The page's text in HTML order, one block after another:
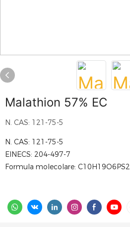
Malathion 57% EC
N. CAS: 121-75-5
N. CAS: 121-75-5
EINECS: 204-497-7
Formula molecolare: C10H19O6PS2